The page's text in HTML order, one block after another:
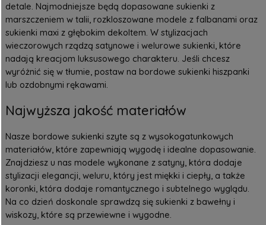
detale. Najmodniejsze będą dopasowane sukienki z
marszczeniem w talii, rozkloszowane modele z falbanami oraz
sukienki maxi z głębokim dekoltem. W stylizacjach
wieczorowych rządzą satynowe i welurowe sukienki, które
nadają kreacjom luksusowego charakteru. Jeśli chcesz
wyróżnić się w tłumie, postaw na bordowe sukienki hiszpanki
lub ozdobnymi rękawami.
Najwyższa jakość materiałów
Nasze bordowe sukienki szyte są z wysokogatunkowych
materiałów, które zapewniają wygodę i idealne dopasowanie.
Znajdziesz u nas modele wykonane z satyny, która dodaje
stylizacji elegancji, weluru, który jest miękki i ciepły, a także
koronki, która dodaje romantycznego i subtelnego wyglądu.
Na co dzień doskonale sprawdzą się sukienki z bawełny i
wiskozy, które są przewiewne i wygodne.